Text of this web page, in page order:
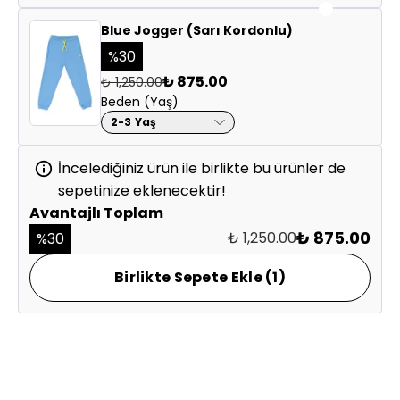
Saat 15.30'a kadar verilen siparişleriniz
Diğer saatlerde verilen siparişleriniz ertesi iş günü kargoya
verilir.
Siparişiniz İstanbul ve yakın illere kargoya verildikten
sonraki ilk iş günü, daha uzaktaki illere 2 iş günü içinde
teslim edilir.
Tüm siparişleriniz HepsiJet ve Aras Kargo ile
Blue Jogger (Sarı Kordonlu)
%30
₺ 1,250.00₺ 875.00
Beden (Yaş)
2-3 Yaş
İncelediğiniz ürün ile birlikte bu ürünler de
sepetinize eklenecektir!
Avantajlı Toplam
%30 ₺ 1,250.00₺ 875.00
Birlikte Sepete Ekle (1)